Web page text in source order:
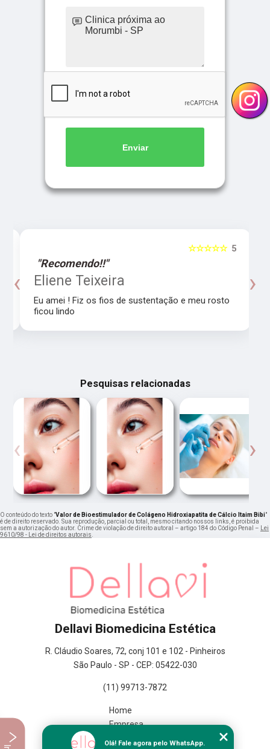
Enviar
5
☆☆☆☆☆
"Recomendo!!"
Eliene Teixeira
Eu amei ! Fiz os fios de sustentação e meu rosto
ficou lindo
‹ ›
Pesquisas relacionadas
‹ ›
O conteúdo do texto "Valor de Bioestimulador de Colágeno Hidroxiapatita de Cálcio Itaim Bibi"
é de direito reservado. Sua reprodução, parcial ou total, mesmo citando nossos links, é proibida
sem a autorização do autor. Crime de violação de direito autoral – artigo 184 do Código Penal –
Lei
9610/98 - Lei de direitos autorais
Dellavi Biomedicina Estética
R. Cláudio Soares, 72, conj 101 e 102 - Pinheiros
São Paulo - SP - CEP: 05422-030
(11) 99713-7872
Home
Empresa
Olá! Fale agora pelo WhatsApp.